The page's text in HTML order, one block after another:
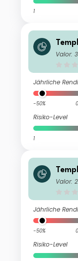
1
Valor:
Jährliche
-50%
Risiko-Level
1
Valor:
Jährliche
-50%
Risiko-Level